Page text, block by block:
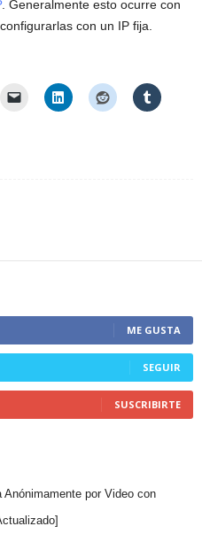
. Generalmente esto ocurre con
con un IP fija.
ME GUSTA
SEGUIR
SUSCRIBIRTE
Anónimamente por Video con